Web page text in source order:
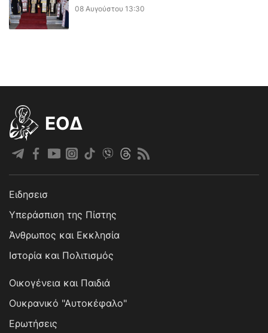
08 Αυγούστου 13:30
EOΔ
Ειδησεισ
Υπεράσπιση της Πίστης
Άνθρωπος και Εκκλησία
Ιστορία και Πολιτισμός
Οικογένεια και Παιδιά
Ουκρανικό "Αυτοκέφαλο"
Ερωτήσεις